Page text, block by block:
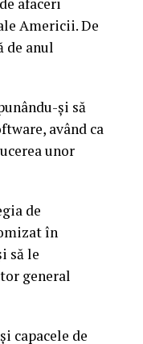
afaceri
Americii. De
de anul
şi să
având ca
unor
de
în
să le
general
capacele de